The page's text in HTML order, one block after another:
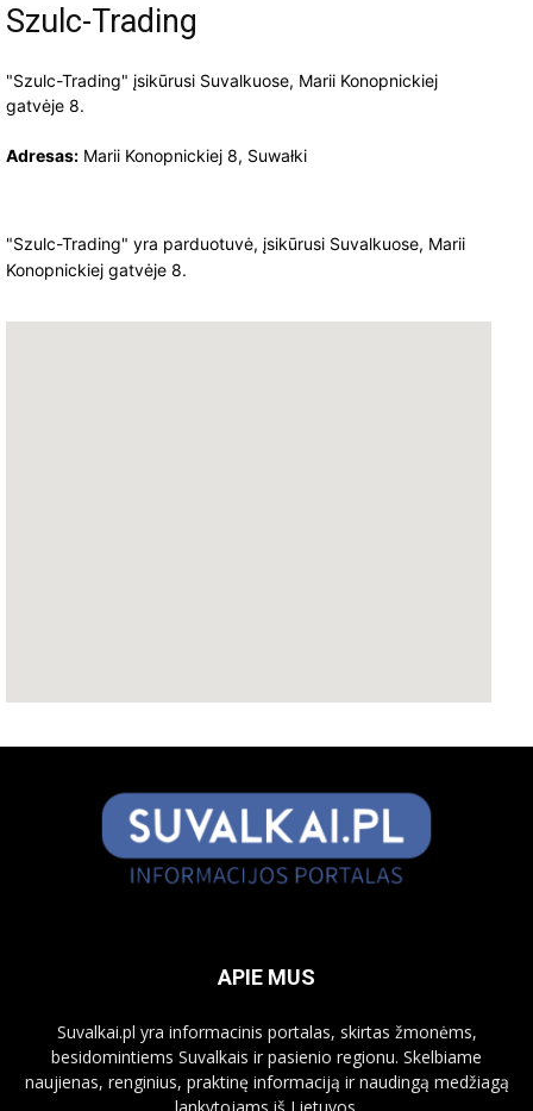
Szulc-Trading
"Szulc-Trading" įsikūrusi Suvalkuose, Marii Konopnickiej
gatvėje 8.
Adresas: Marii Konopnickiej 8, Suwałki
"Szulc-Trading" yra parduotuvė, įsikūrusi Suvalkuose, Marii
Konopnickiej gatvėje 8.
APIE MUS
Suvalkai.pl yra informacinis portalas, skirtas žmonėms,
besidomintiems Suvalkais ir pasienio regionu. Skelbiame
naujienas, renginius, praktinę informaciją ir naudingą medžiagą